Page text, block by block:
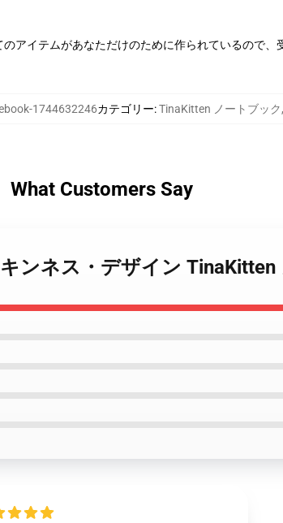
アイテムがあなただけのために作られているので
1744632246カテゴリー:TinaKitten ノートブック,
What Customers Say
ンネス・デザイン TinaKitten